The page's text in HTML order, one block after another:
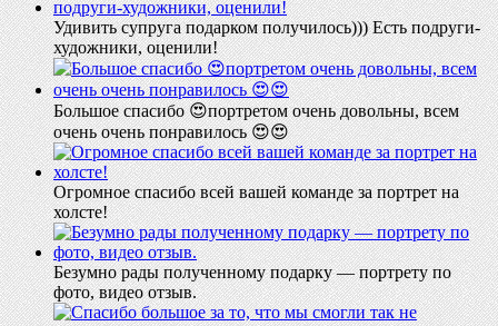
Удивить супруга подарком получилось))) Есть подруги-
художники, оценили!
Большое спасибо 😍портретом очень довольны, всем
очень очень понравилось 😍😍
Огромное спасибо всей вашей команде за портрет на
холсте!
Безумно рады полученному подарку — портрету по
фото, видео отзыв.